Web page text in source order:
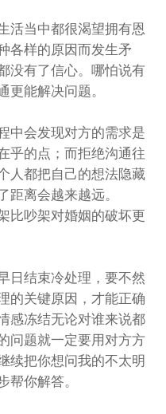
活当中都很渴望拥有恩
各样的原因而发生矛
没有了信心。哪怕说有
更能解决问题。
中会发现对方的需求是
乎的点；而拒绝沟通往
人都把自己的想法隐藏
距离会越来越远。
比吵架对婚姻的破坏更
日结束冷处理，要不然
的关键原因，才能正确
感冻结无论对谁来说都
问题就一定要用对方方
续把你想问我的不太明
帮你解答。